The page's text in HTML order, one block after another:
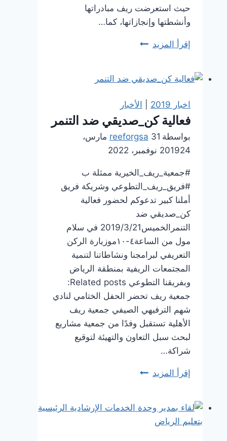
حيث استعرضت ريف مبادراتها
وأنشطتها وإنجازاتها، كما…
إقرأ المزيد جمعية
وفدًا
من
شركة
التنميات
القابضة
اخبار 2019 الأخبار
فعالية كن_صديقي ضد التنمر
بواسطة reeforgsa 31 مارس،
201924 نوفمبر، 2022
#جمعية_ريف_الخيرية ممثلة ب
#فريق_ريف_التطوعي وشريكة فريق
أملنا كبير تدعوكم لحضور فعالية
كن_صديقي ضد
التنمرالخميس2019/3/21 في سلام
مول من الساعة٤-١٠موزيارة الركن
التعريفي لبرامجنا ونشاطاتنا لتنمية
المجتمعات الريفية بمنطقة الرياض
وبفريقنا التطوعي Related posts:
جمعية ريف تحضر الحفل الختامي لنادي
شهم الترفيهي الصيفي جمعية ريف
الأهلية تستقبل وفدًا من جمعية مشاريع
لبحث سبل التعاون والتهيئة لتوقيع
شراكة…
إقرأ المزيد فعالية
التنمر